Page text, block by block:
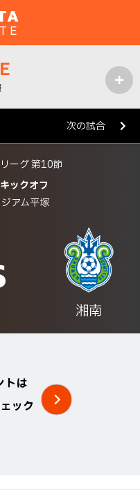
次の試合
ーグ 第10節
ックオフ
アム平塚
湘南
トは
ック